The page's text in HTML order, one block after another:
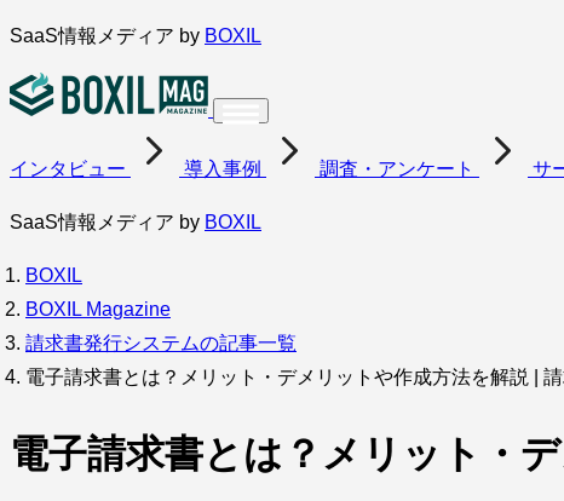
内
を
キ
SaaS情報メディア by BOXIL
インタビュー 導入事例 調査・アンケート サ
SaaS情報メディア by BOXIL
BOXIL
BOXIL Magazine
請求書発行システムの記事一覧
電子請求書とは？メリット・デメリットや作成方法を解説 |
電子請求書とは？メリット・